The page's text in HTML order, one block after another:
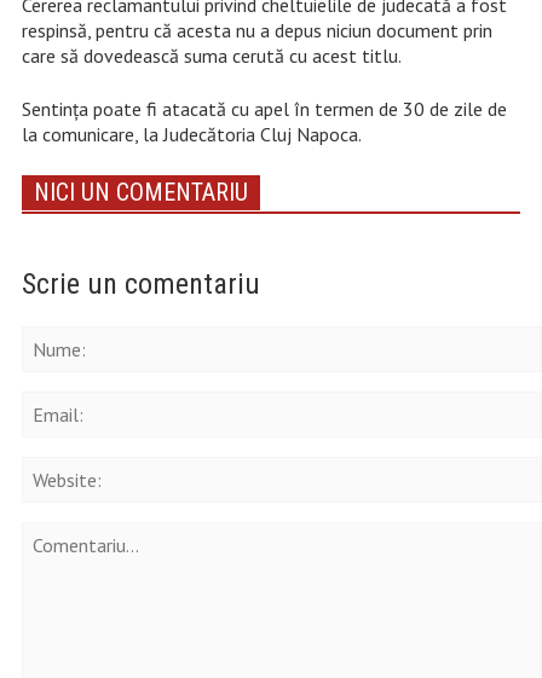
Cererea reclamantului privind cheltuielile de judecată a fost
respinsă, pentru că acesta nu a depus niciun document prin
care să dovedească suma cerută cu acest titlu.
Sentința poate fi atacată cu apel în termen de 30 de zile de
la comunicare, la Judecătoria Cluj Napoca.
NICI UN COMENTARIU
Scrie un comentariu